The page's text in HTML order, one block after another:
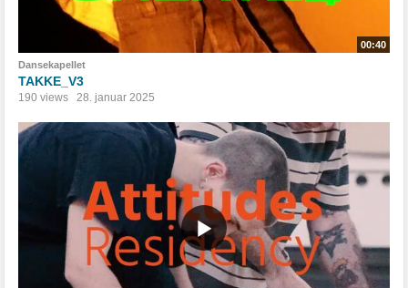
00:40
Dansekapellet
TAKKE_V3
190 views 28. januar 2025